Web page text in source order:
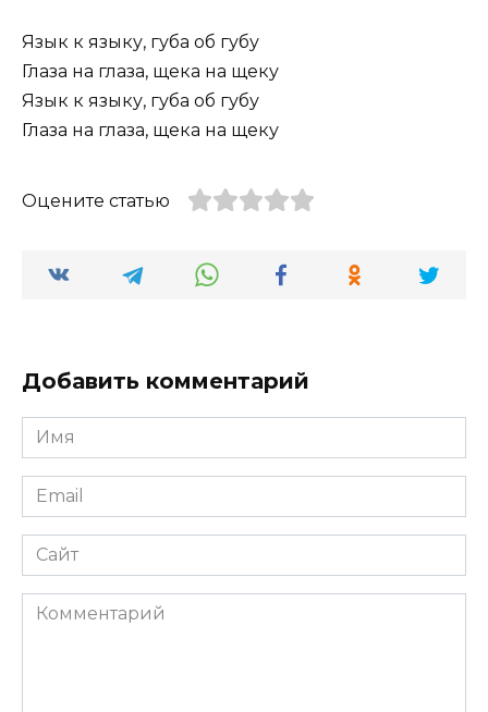
Язык к языку, губа об губу
Глаза на глаза, щека на щеку
Язык к языку, губа об губу
Глаза на глаза, щека на щеку
Оцените статью
Добавить комментарий
Имя
*
Email
*
Сайт
Комментарий